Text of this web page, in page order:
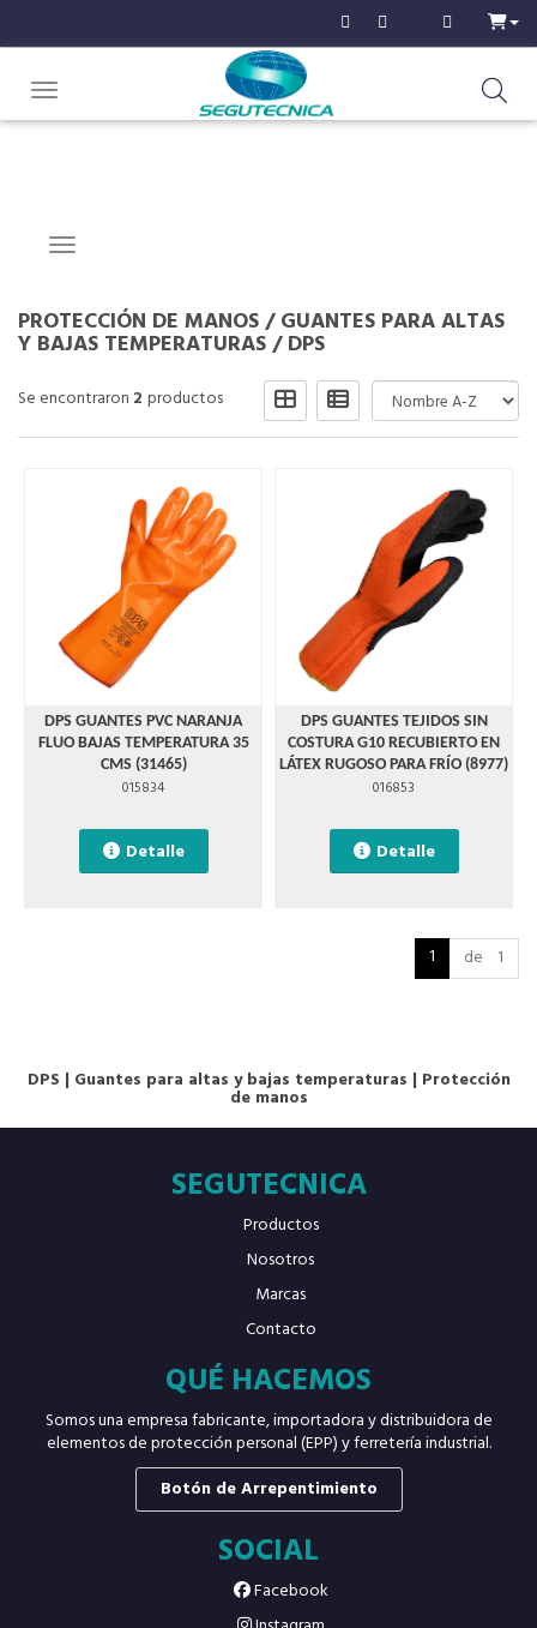
Toggle navigation
Navigation ein-/ausblenden
PROTECCIÓN DE MANOS/GUANTES PARA ALTAS
Y BAJAS TEMPERATURAS/DPS
Se encontraron 2 productos
DPS GUANTES PVC NARANJA
FLUO BAJAS TEMPERATURA 35
CMS (31465)
015834
Detalle
DPS GUANTES TEJIDOS SIN
COSTURA G10 RECUBIERTO EN
LÁTEX RUGOSO PARA FRÍO (8977)
016853
Detalle
1 de 1
DPS | Guantes para altas y bajas temperaturas | Protección
de manos
SEGUTECNICA
Productos
Nosotros
Marcas
Contacto
QUÉ HACEMOS
Somos una empresa fabricante, importadora y distribuidora de
elementos de protección personal (EPP) y ferretería industrial.
Botón de Arrepentimiento
SOCIAL
Facebook